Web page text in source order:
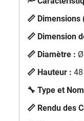
📏 Dimensions
📏 Dimension
📏 Diamètre :
📏 Hauteur :
🔧 Type et
📏 Rendu des